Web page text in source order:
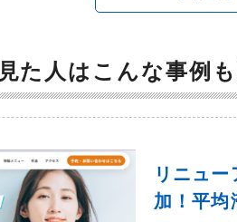
た人はこんな事例
リニュ
加！平均